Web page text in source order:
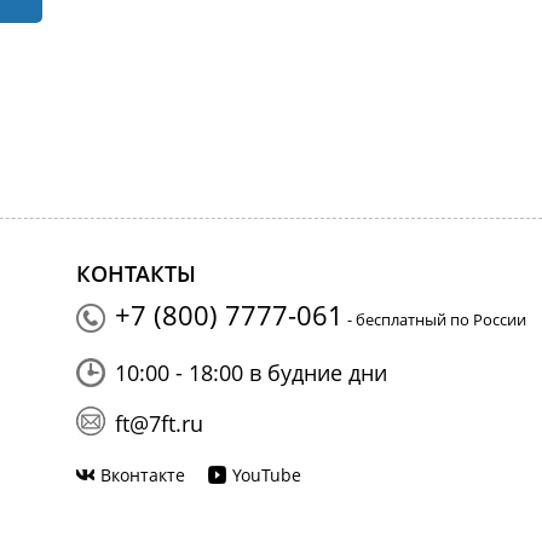
КОНТАКТЫ
+7 (800) 7777-061 - бесплатный по России
10:00 - 18:00 в будние дни
ft@7ft.ru
Вконтакте YouTube